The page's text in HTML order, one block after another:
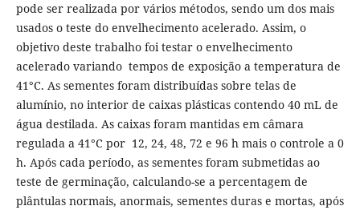
pode ser realizada por vários métodos, sendo um dos mais
usados o teste do envelhecimento acelerado. Assim, o
objetivo deste trabalho foi testar o envelhecimento
acelerado variando tempos de exposição a temperatura de
41°C. As sementes foram distribuídas sobre telas de
alumínio, no interior de caixas plásticas contendo 40 mL de
água destilada. As caixas foram mantidas em câmara
regulada a 41°C por 12, 24, 48, 72 e 96 h mais o controle a 0
h. Após cada período, as sementes foram submetidas ao
teste de germinação, calculando-se a percentagem de
plântulas normais, anormais, sementes duras e mortas, após